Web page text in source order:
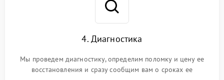
4. Диагностика
Мы проведем диагностику, определим поломку и цену ее
восстановления и сразу сообщим вам о сроках ее